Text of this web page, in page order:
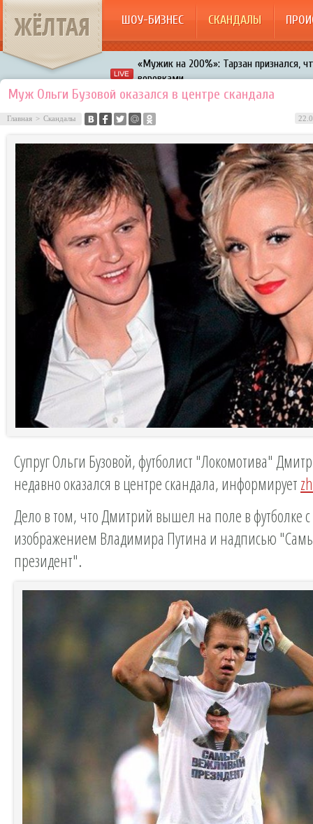
ЖЁЛТАЯ ШОУ-БИЗНЕС СКАНДАЛЫ
«Мужик на 200%»: Тарзан признался,
воровками
Расстались Энрике Иглесиас и Анна
Авербух зарождает в Бузовой новый
Муж Ольги Бузовой оказался в центре скандала
Главная > Скандалы
Супруг Ольги Бузовой, футболист "Локомотива"
недавно оказался в центре скандала, информирует
Дело в том, что Дмитрий вышел на поле в футболке с
изображением Владимира Путина и надписью
президент".